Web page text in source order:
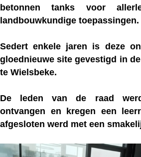
betonnen tanks voor
landbouwkundige toepassingen.
Sedert enkele jaren is deze
gloednieuwe site gevestigd in
te Wielsbeke.
De leden van de raad
ontvangen en kregen een
afgesloten werd met een